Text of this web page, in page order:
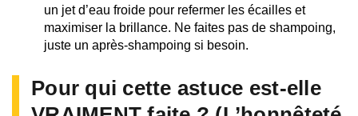
un jet d’eau froide pour refermer les écailles et
maximiser la brillance. Ne faites pas de shampoing,
juste un après-shampoing si besoin.
Pour qui cette astuce est-elle